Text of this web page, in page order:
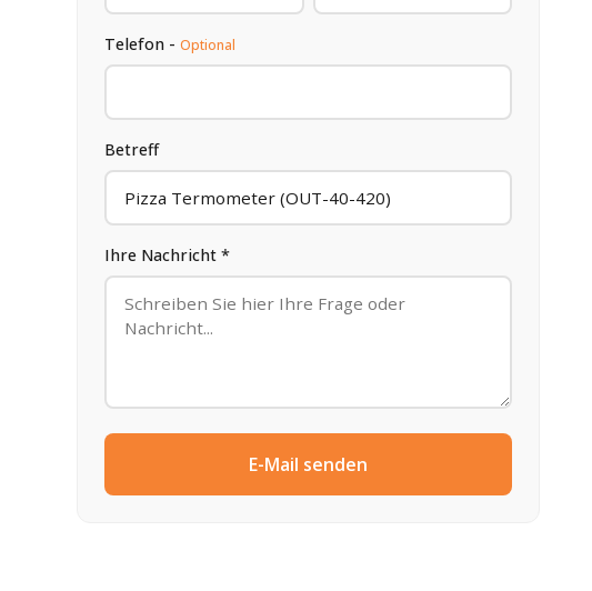
Telefon -Optional
Betreff
Ihre Nachricht *
E-Mail senden